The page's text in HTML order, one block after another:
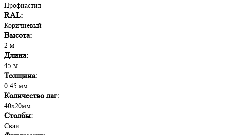
Профнастил
RAL:
Коричневый
Высота:
2 м
Длина:
45 м
Толщина:
0,45 мм
Количество лаг:
40х20мм
Столбы:
Сваи